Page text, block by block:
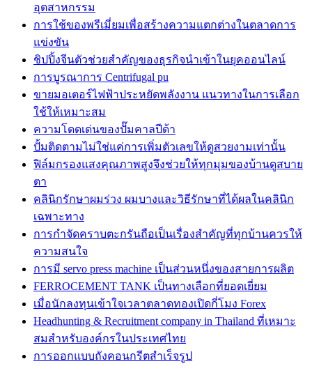
อุตสาหกรรม
การใช้ของพรีเมี่ยมเพื่อสร้างความแตกต่างในตลาดการ
แข่งขัน
ชิปปิ้งจีนตัวช่วยสำคัญของธุรกิจนำเข้าในยุคออนไลน์
การบูรณาการ Centrifugal pu
ขายมอเตอร์ไฟฟ้าประหยัดพลังงาน แนวทางในการเลือก
ใช้ให้เหมาะสม
ความโดดเด่นของปั๊มคาลปีด้า
ปั้มติดตามไม่ใช่แค่การเพิ่มตัวเลขให้ดูสวยงามเท่านั้น
ฟิล์มกรองแสงคุณภาพสูงจึงช่วยให้ทุกมุมของบ้านดูสบาย
ตา
คลินิกรักษาผมร่วง ผมบางและวิธีรักษาที่ได้ผลในคลินิก
เฉพาะทาง
การกำจัดคราบตะกรันถือเป็นเรื่องสำคัญที่ทุกบ้านควรให้
ความสนใจ
การมี servo press machine เป็นส่วนหนึ่งของสายการผลิต
FERROCEMENT TANK เป็นทางเลือกที่ยอดเยี่ยม
เมื่อนักลงทุนเข้าใจเวลาตลาดทองเปิดกี่โมง Forex
Headhunting & Recruitment company in Thailand ที่เหมาะ
สมสำหรับองค์กรในประเทศไทย
การออกแบบถังคอนกรีตสำเร็จรูป